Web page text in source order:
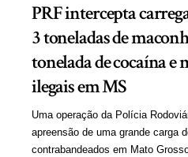
PRF intercepta
3 toneladas de
tonelada de cocaína e
ilegais em MS
Uma operação da Polícia
apreensão de uma grande carga
contrabandeados em Mato